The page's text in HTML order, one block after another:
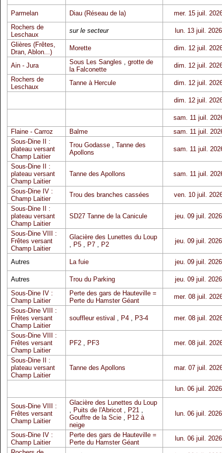
Parmelan Diau (Réseau de la)
mer. 15 juil.
Rochers de
Leschaux
sur le secteur
lun. 13 juil. 2026
Glières (Frêtes,
Dran, Ablon...)
Morette dim. 12 juil.
Ain - Jura Sous Les Sangles , grotte de
la Falconette
dim. 12 juil.
Rochers de
Leschaux
Tanne à Hercule dim. 12 juil.
dim. 12 juil.
sam. 11 juil.
Flaine - Carroz
Balme
sam. 11 juil.
Sous-Dine II :
plateau versant
Champ Laitier
Trou Godasse, Tanne des
Apollons
sam. 11 juil.
Sous-Dine II :
plateau versant
Champ Laitier
Tanne des Apollons sam. 11 juil.
Sous-Dine IV :
Champ Laitier
Trou des branches cassées
ven. 10 juil.
Sous-Dine II :
plateau versant
Champ Laitier
SD27 Tanne de la Canicule jeu. 09 juil. 2026
Sous-Dine VIII :
Frêtes versant
Champ Laitier
Glacière des Lunettes du Loup
, P5, P7, P2 jeu. 09 juil. 2026
Autres La fuie jeu. 09 juil. 2026
Autres Trou du Parking
jeu. 09 juil. 2026
Sous-Dine IV :
Champ Laitier
Perte des gars de Hauteville =
Perte du Hamster Géant
mer. 08 juil.
Sous-Dine VIII :
Frêtes versant
Champ Laitier
souffleur estival , P4, P3-4 mer. 08 juil.
Sous-Dine VIII :
Frêtes versant
Champ Laitier
PF2, PF3 mer. 08 juil.
Sous-Dine II :
plateau versant
Champ Laitier
Tanne des Apollons mar. 07 juil.
lun. 06 juil. 2026
Sous-Dine VIII :
Frêtes versant
Champ Laitier
Glacière des Lunettes du Loup
, Puits de l'Abricot, P21,
Gouffre de la Scie, P12 à
neige
lun. 06 juil. 2026
Sous-Dine IV :
Champ Laitier
Perte des gars de Hauteville =
Perte du Hamster Géant
lun. 06 juil. 2026